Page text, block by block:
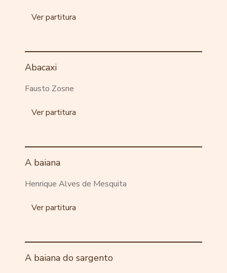
Ver partitura
Abacaxi
Fausto Zosne
Ver partitura
A baiana
Henrique Alves de Mesquita
Ver partitura
A baiana do sargento